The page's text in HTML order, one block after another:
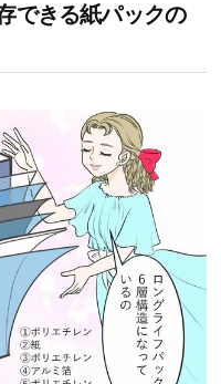
できる紙パックの